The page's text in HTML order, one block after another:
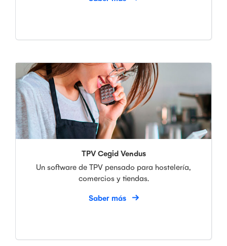
TPV Cegid Vendus
Un software de TPV pensado para hostelería,
comercios y tiendas.
Saber más